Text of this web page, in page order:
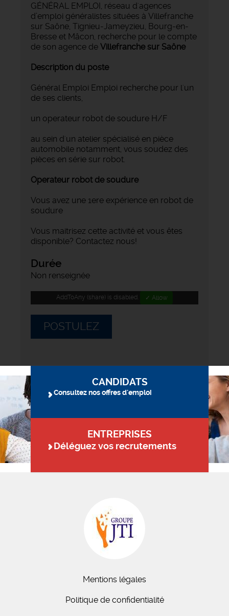
GÉNÉRAL EMPLOI, réseau d'agences
d’emploi généralistes situées à Villefranche
sur Saône, Tignieu-Jameyzieu, Bourg-en-
Bresse et Mâcon, recherche pour le compte
de son agence de Villefranche sur Saône
Description du poste
Général Emploi Emploi recherche pour l'un
de ses clients,
un operateur robot de soudure H/F
au sein d'un atelier spécialisé en pièce
automobile notamment, vous soudez des
pièces en série sur robot.
Operateur robot de soudure
Vous avez une 1ere expérience en robot de
soudure
Vous maitrisez cette activité et vous êtes
disponible? Contactez nous!
Durée
Non renseignée
AddToAny (share) is disabled. ✓ Allow
POSTULEZ
CANDIDATS
Consultez nos offres d'emploi
ENTREPRISES
Déléguez vos recrutements
Mentions légales
Politique de confidentialité